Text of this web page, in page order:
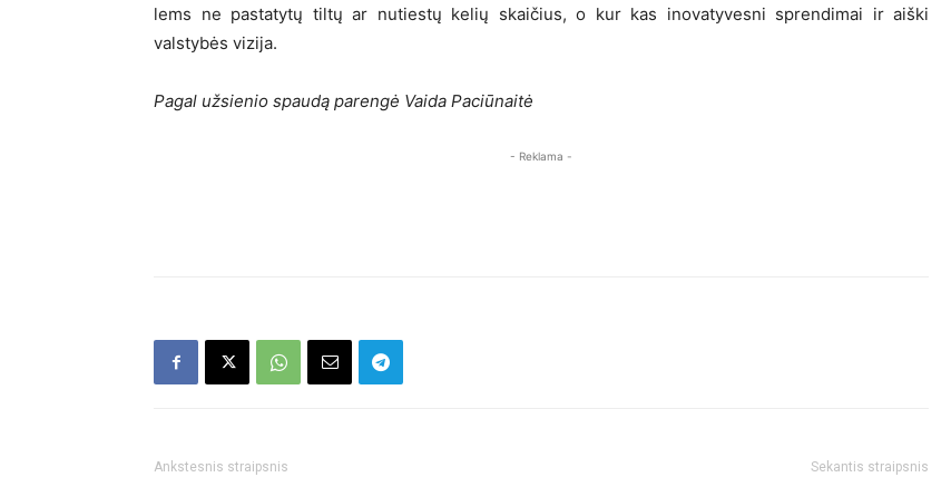
lems ne pastatytų tiltų ar nutiestų kelių skaičius, o kur kas inovatyvesni sprendimai ir aiški
valstybės vizija.
Pagal užsienio spaudą parengė Vaida Paciūnaitė
- Reklama -
Ankstesnis straipsnis Sekantis straipsnis